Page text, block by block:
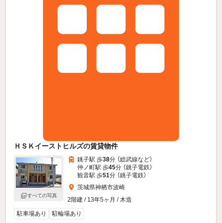
ＨＳＫイーストヒルズの賃貸物件
すべての写真
銚子駅 歩38分 （総武線など）
仲ノ町駅 歩45分 （銚子電鉄）
観音駅 歩51分 （銚子電鉄）
茨城県神栖市波崎
2階建 / 13年5ヶ月 / 木造
駐車場あり
駐輪場あり